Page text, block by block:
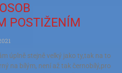
POSTIŽENÍM
úplně stejně velký jako ty,tak na to
na bílým, není až tak černobílý,pro